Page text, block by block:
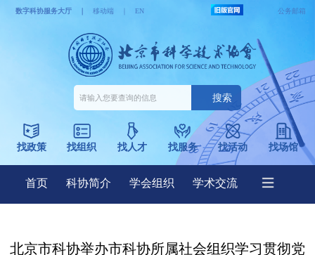
北京市科协举办市科协所属社会组织学习贯彻党